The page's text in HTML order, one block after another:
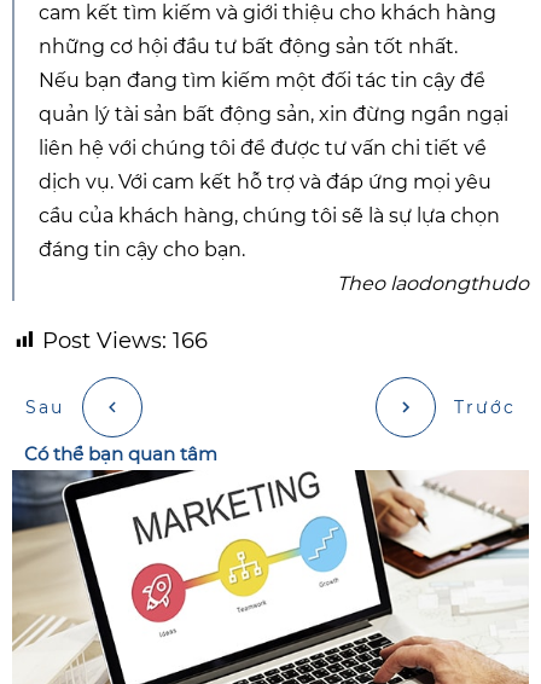
cam kết tìm kiếm và giới thiệu cho khách hàng
những cơ hội đầu tư bất động sản tốt nhất.
Nếu bạn đang tìm kiếm một đối tác tin cậy để
quản lý tài sản bất động sản, xin đừng ngần ngại
liên hệ với chúng tôi để được tư vấn chi tiết về
dịch vụ. Với cam kết hỗ trợ và đáp ứng mọi yêu
cầu của khách hàng, chúng tôi sẽ là sự lựa chọn
đáng tin cậy cho bạn.
Theo laodongthudo
Post Views: 166
Sau Trước
Có thể bạn quan tâm